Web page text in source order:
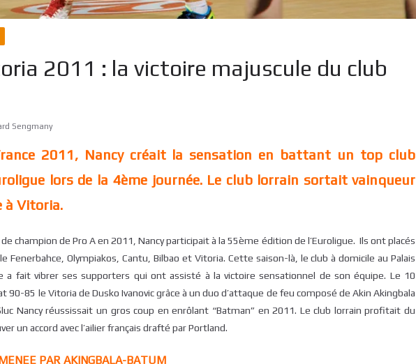
2011 : la victoire majuscule du club
Sengmany
2011, Nancy créait la sensation en battant un top club
lors de la 4ème journée. Le club lorrain sortait vainqueur
à Vitoria.
champion de Pro A en 2011, Nancy participait à la 55ème édition de l’Euroligue. Ils ont placés
Fenerbahce, Olympiakos, Cantu, Bilbao et Vitoria. Cette saison-là, le club à domicile au Palais
a fait vibrer ses supporters qui ont assisté à la victoire sensationnel de son équipe. Le 10
90-85 le Vitoria de Dusko Ivanovic grâce à un duo d’attaque de feu composé de Akin Akingbala
Nancy réussissait un gros coup en enrôlant “Batman” en 2011. Le club lorrain profitait du
un accord avec l’ailier français drafté par Portland.
PAR AKINGBALA-BATUM